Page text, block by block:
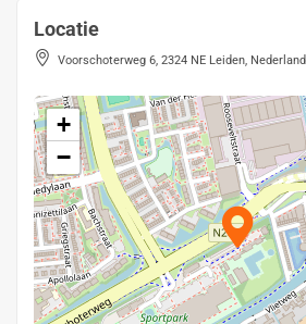
Locatie
Voorschoterweg 6, 2324 NE Leiden, Nederland
+
−